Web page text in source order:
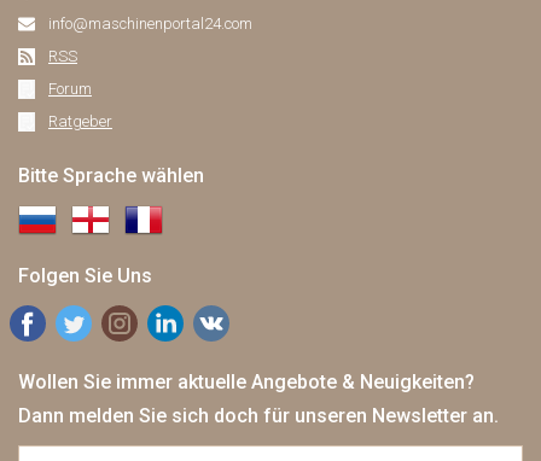
info@maschinenportal24.сom
RSS
Forum
Ratgeber
Bitte Sprache wählen
Folgen Sie Uns
Wollen Sie immer aktuelle Angebote & Neuigkeiten?
Dann melden Sie sich doch für unseren Newsletter an.